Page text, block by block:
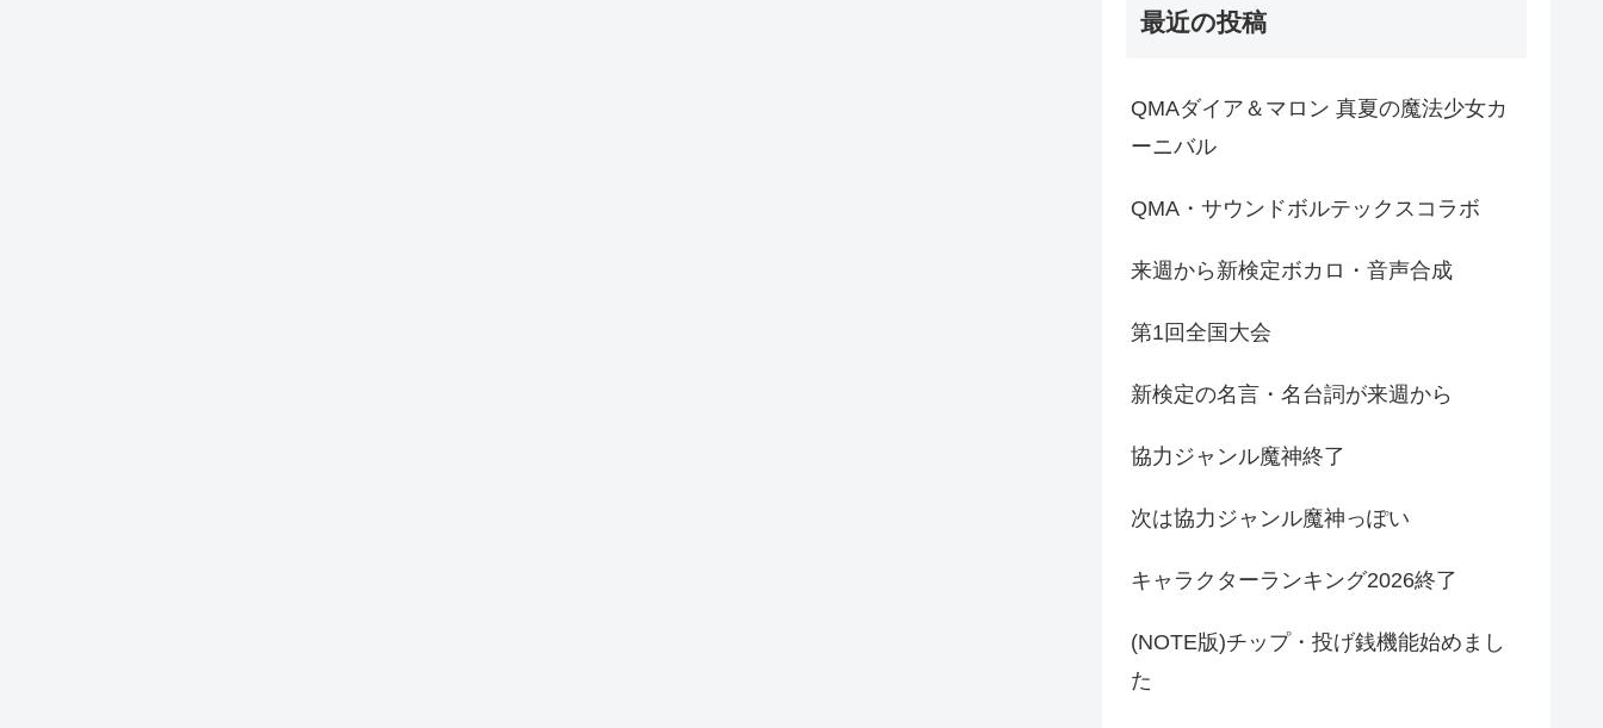
最近の投稿
QMAダイア＆マロン 真夏の魔法少女カ
ーニバル
QMA・サウンドボルテックスコラボ
来週から新検定ボカロ・音声合成
第1回全国大会
新検定の名言・名台詞が来週から
協力ジャンル魔神終了
次は協力ジャンル魔神っぽい
キャラクターランキング2026終了
(NOTE版)チップ・投げ銭機能始めまし
た